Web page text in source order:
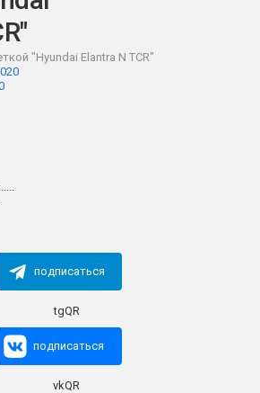
"Hyundai Elantra N TCR"
подписаться
подписаться